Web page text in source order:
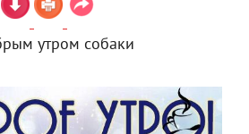
утром собаки